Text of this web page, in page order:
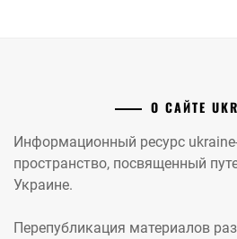
О САЙТЕ
Информационный ресурс
пространство, посвященный
Украине.
Перепубликация материалов